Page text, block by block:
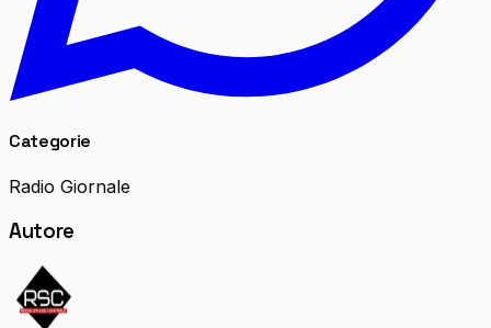
Categorie
Radio Giornale
Autore